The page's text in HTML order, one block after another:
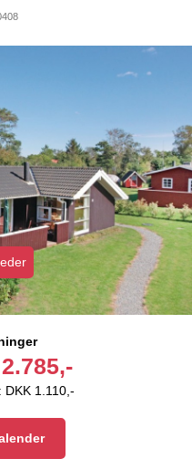
2.785,-
DKK 1.110,-